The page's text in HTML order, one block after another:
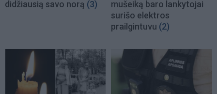
didžiausią savo norą (3)
mušeiką baro lankytojai
surišo elektros
prailgintuvu (2)